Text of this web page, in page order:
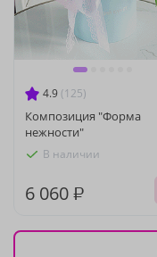
4.9 (125)
Композиция "Форма
нежности"
В наличии
6 060 ₽